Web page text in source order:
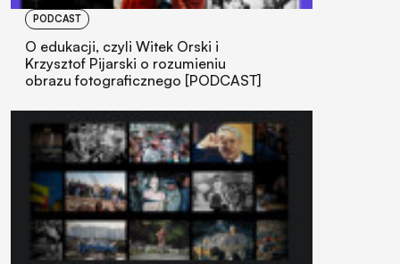
PODCAST
O edukacji, czyli Witek Orski i
Krzysztof Pijarski o rozumieniu
obrazu fotograficznego [PODCAST]